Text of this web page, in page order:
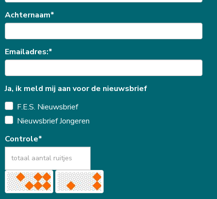
Achternaam*
Emailadres:*
Ja, ik meld mij aan voor de nieuwsbrief
F.E.S. Nieuwsbrief
Nieuwsbrief Jongeren
Controle*